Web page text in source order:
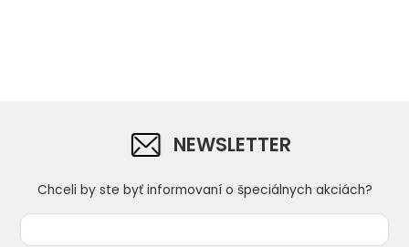
NEWSLETTER
Chceli by ste byť informovaní o špeciálnych akciách?